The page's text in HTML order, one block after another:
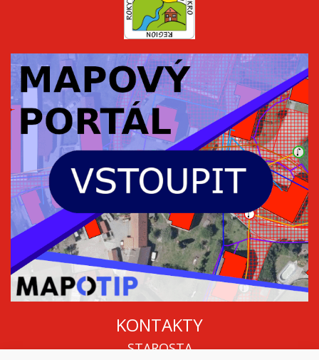
KONTAKTY
STAROSTA